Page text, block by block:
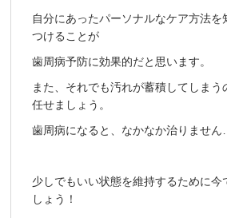
自分にあったパーソナルなケア方法を
つけることが
歯周病予防に効果的だと思います。
また、それでも汚れが蓄積してしまう
任せましょう。
歯周病になると、なかなか治りません…
少しでもいい状態を維持するために今
しょう！